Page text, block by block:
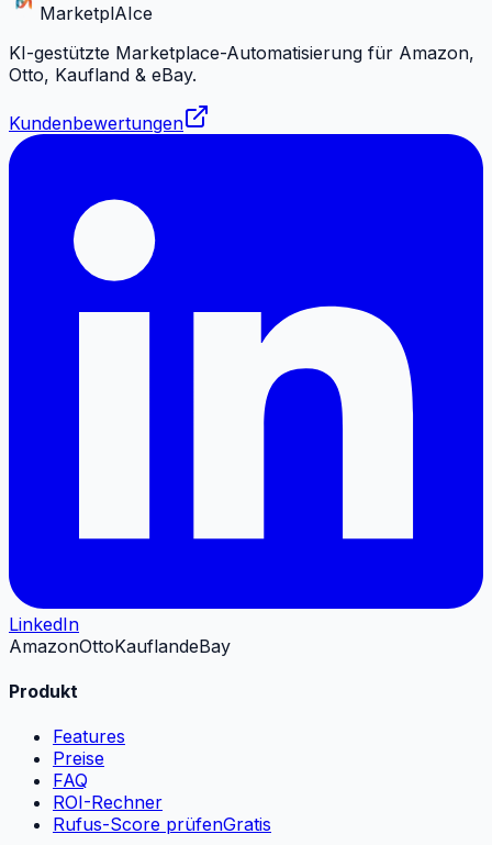
MarketplAIce
KI-gestützte Marketplace-Automatisierung für Amazon,
Otto, Kaufland & eBay.
Kundenbewertungen
LinkedIn
AmazonOttoKauflandeBay
Produkt
Features
Preise
FAQ
ROI-Rechner
Rufus-Score prüfenGratis